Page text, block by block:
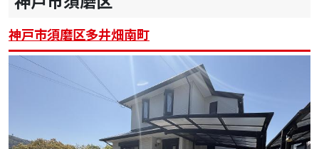
神戸市須磨区多井畑南町